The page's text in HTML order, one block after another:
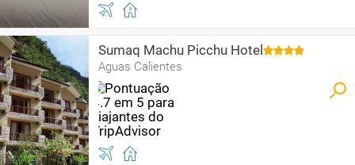
Sumaq Machu Picchu Hotel
Aguas Calientes